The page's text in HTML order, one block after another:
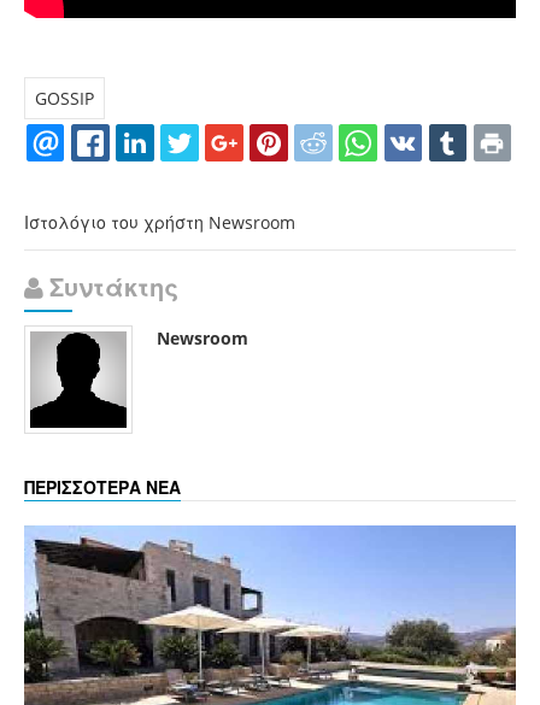
GOSSIP
Ιστολόγιο του χρήστη Newsroom
Συντάκτης
Newsroom
ΠΕΡΙΣΣΟΤΕΡΑ ΝΕΑ